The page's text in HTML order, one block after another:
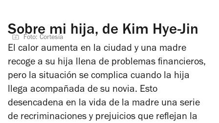
Sobre mi hija, de Kim Hye-Jin
Foto: Cortesía
El calor aumenta en la ciudad y una madre
recoge a su hija llena de problemas financieros,
pero la situación se complica cuando la hija
llega acompañada de su novia. Esto
desencadena en la vida de la madre una serie
de recriminaciones y prejuicios que reflejan la